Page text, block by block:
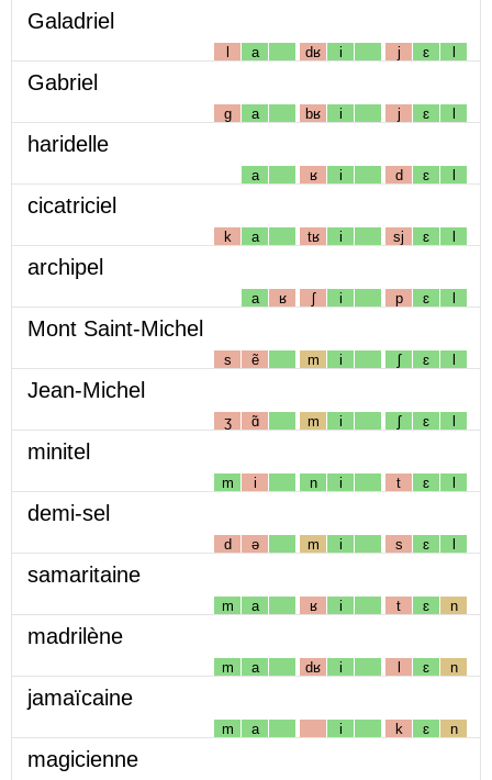
Galadriel
l a dʁ i j ɛ l
Gabriel
g a bʁ i j ɛ l
haridelle
a ʁ i d ɛ l
cicatriciel
k a tʁ i sj ɛ l
archipel
a ʁ ʃ i p ɛ l
Mont Saint-Michel
s ẽ m i ʃ ɛ l
Jean-Michel
ʒ ɑ̃ m i ʃ ɛ l
minitel
m i n i t ɛ l
demi-sel
d ə m i s ɛ l
samaritaine
m a ʁ i t ɛ n
madrilène
m a dʁ i l ɛ n
jamaïcaine
m a i k ɛ n
magicienne